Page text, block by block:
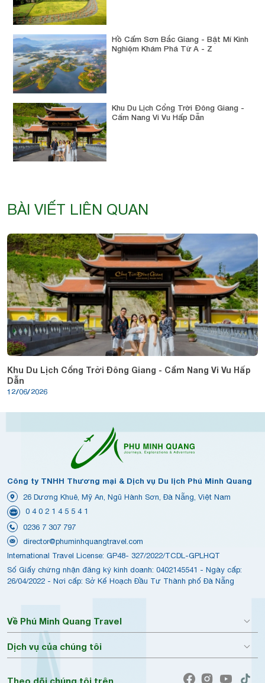
Hồ Cấm Sơn Bắc Giang - Bật Mí Kinh
Nghiệm Khám Phá Từ A - Z
Khu Du Lịch Cổng Trời Đông Giang -
Cẩm Nang Vi Vu Hấp Dẫn
BÀI VIẾT LIÊN QUAN
Khu Du Lịch Cổng Trời Đông Giang - Cẩm Nang Vi Vu Hấp
Dẫn
12/06/2026
Công ty TNHH Thương mại & Dịch vụ Du lịch Phú Minh Quang
26 Dương Khuê, Mỹ An, Ngũ Hành Sơn, Đà Nẵng, Việt Nam
0 4 0 2 1 4 5 5 4 1
0236 7 307 797
director@phuminhquangtravel.com
International Travel License: GP48- 327/2022/TCDL-GPLHQT
Số Giấy chứng nhận đăng ký kinh doanh: 0402145541 - Ngày cấp:
26/04/2022 - Nơi cấp: Sở Kế Hoạch Đầu Tư Thành phố Đà Nẵng
Về Phú Minh Quang Travel
Dịch vụ của chúng tôi
Theo dõi chúng tôi trên